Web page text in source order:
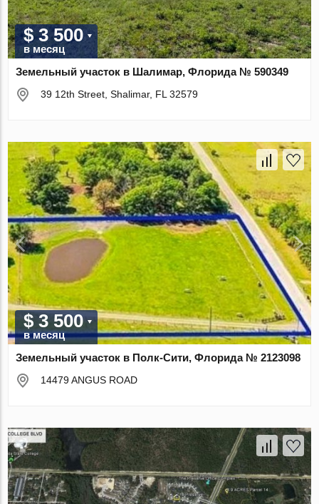
$ 3 500
в месяц
Земельный участок в Шалимар, Флорида № 590349
39 12th Street, Shalimar, FL 32579
$ 3 500
в месяц
Земельный участок в Полк-Сити, Флорида № 2123098
14479 ANGUS ROAD